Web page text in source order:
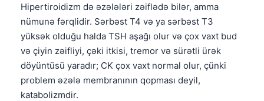
Hipertiroidizm də əzələləri zəiflədə bilər, amma
nümunə fərqlidir. Sərbəst T4 və ya sərbəst T3
yüksək olduğu halda TSH aşağı olur və çox vaxt bud
və çiyin zəifliyi, çəki itkisi, tremor və sürətli ürək
döyüntüsü yaradır; CK çox vaxt normal olur, çünki
problem əzələ membranının qopması deyil,
katabolizmdir.
ગુજરાતી
ಕನ್ನಡ
മലയാളം
Bahasa Melayu
Tiếng Việt